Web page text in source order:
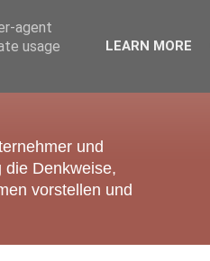
und
die Denkweise,
vorstellen und
agent
usage
LEARN MORE